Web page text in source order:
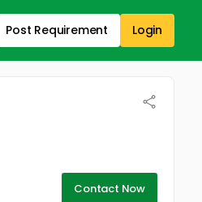
Post Requirement Login
Contact Now